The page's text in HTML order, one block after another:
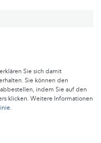
Sie sich damit
Sie können den
indem Sie auf den
klicken. Weitere Informationen
.